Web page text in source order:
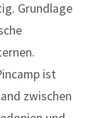
Grundlage
ist
zwischen